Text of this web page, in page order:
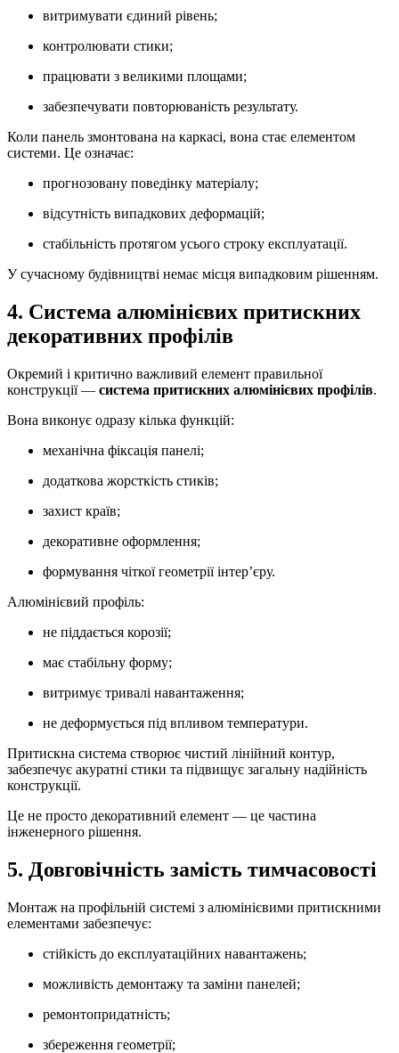
витримувати єдиний рівень;
контролювати стики;
працювати з великими площами;
забезпечувати повторюваність результату.
Коли панель змонтована на каркасі, вона стає елементом
системи. Це означає:
прогнозовану поведінку матеріалу;
відсутність випадкових деформацій;
стабільність протягом усього строку експлуатації.
У сучасному будівництві немає місця випадковим рішенням.
4. Система алюмінієвих притискних
декоративних профілів
Окремий і критично важливий елемент правильної
конструкції — система притискних алюмінієвих профілів.
Вона виконує одразу кілька функцій:
механічна фіксація панелі;
додаткова жорсткість стиків;
захист країв;
декоративне оформлення;
формування чіткої геометрії інтер’єру.
Алюмінієвий профіль:
не піддається корозії;
має стабільну форму;
витримує тривалі навантаження;
не деформується під впливом температури.
Притискна система створює чистий лінійний контур,
забезпечує акуратні стики та підвищує загальну надійність
конструкції.
Це не просто декоративний елемент — це частина
інженерного рішення.
5. Довговічність замість тимчасовості
Монтаж на профільній системі з алюмінієвими притискними
елементами забезпечує:
стійкість до експлуатаційних навантажень;
можливість демонтажу та заміни панелей;
ремонтопридатність;
збереження геометрії;